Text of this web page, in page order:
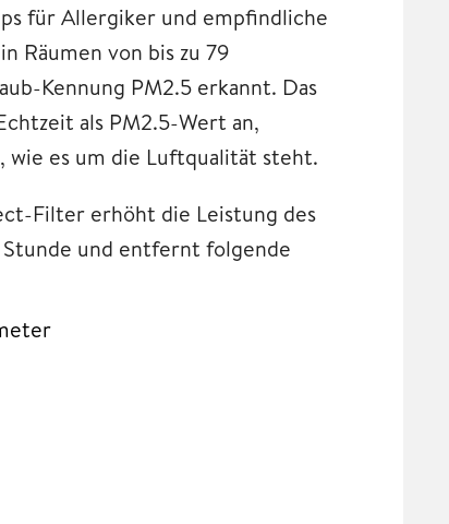
für Allergiker und empfindliche
Räumen von bis zu 79
Kennung PM2.5 erkannt. Das
als PM2.5-Wert an,
es um die Luftqualität steht.
Filter erhöht die Leistung des
und entfernt folgende